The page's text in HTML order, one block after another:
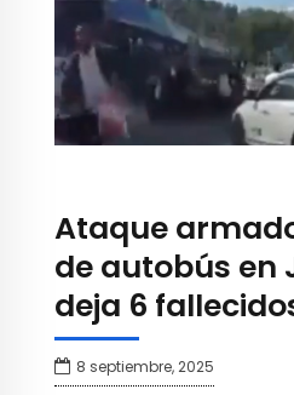
Ataque
de autobús en
deja 6
8 septiembre, 2025